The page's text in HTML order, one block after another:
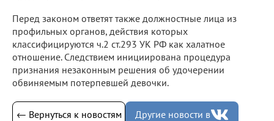
Перед законом ответят также должностные лица из
профильных органов, действия которых
классифицируются ч.2 ст.293 УК РФ как халатное
отношение. Следствием инициирована процедура
признания незаконным решения об удочерении
обвиняемым потерпевшей девочки.
← Вернуться к новостям Другие новости в